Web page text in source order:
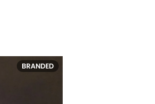
BRANDED